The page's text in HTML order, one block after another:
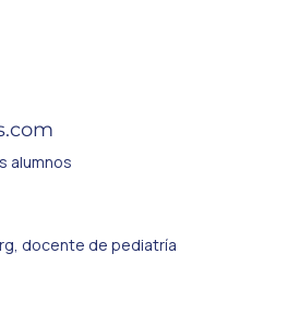
alumnos
docente de pediatría